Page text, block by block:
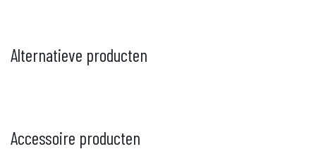
Alternatieve producten
Accessoire producten